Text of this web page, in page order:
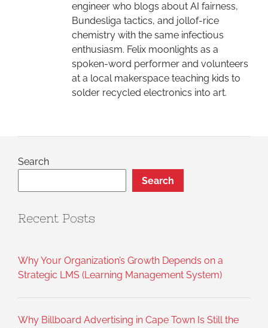
engineer who blogs about AI fairness,
Bundesliga tactics, and jollof-rice
chemistry with the same infectious
enthusiasm. Felix moonlights as a
spoken-word performer and volunteers
at a local makerspace teaching kids to
solder recycled electronics into art.
Search
Search
Recent Posts
Why Your Organization’s Growth Depends on a
Strategic LMS (Learning Management System)
Why Billboard Advertising in Cape Town Is Still the